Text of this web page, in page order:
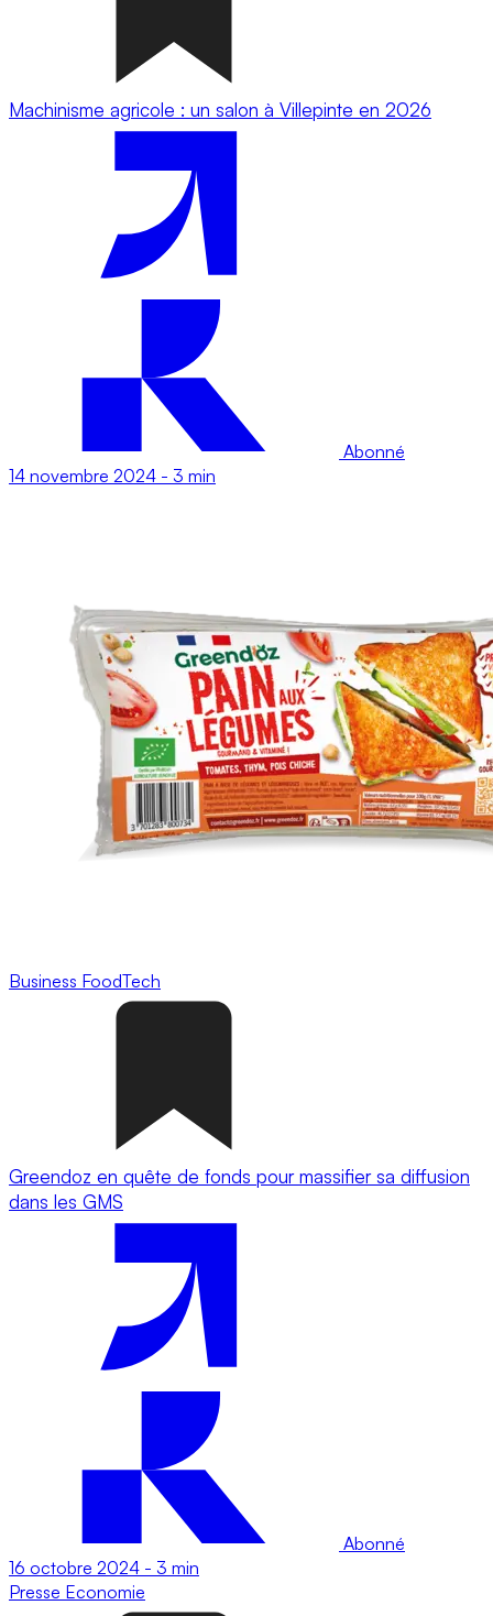
Machinisme agricole : un salon à Villepinte en 2026
Abonné
14 novembre 2024 - 3 min
Business FoodTech
Greendoz en quête de fonds pour massifier sa diffusion
dans les GMS
Abonné
16 octobre 2024 - 3 min
Presse Economie